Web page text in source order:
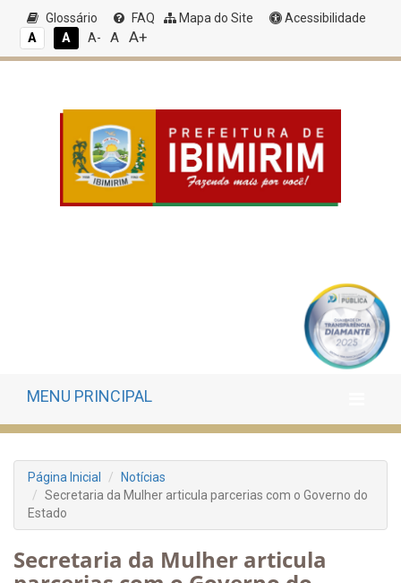
Glossário FAQ Mapa do Site
Acessibilidade
A
A A- A A+
MENU PRINCIPAL
Página Inicial
Notícias
Secretaria da Mulher articula parcerias com o Governo do
Estado
Secretaria da Mulher articula